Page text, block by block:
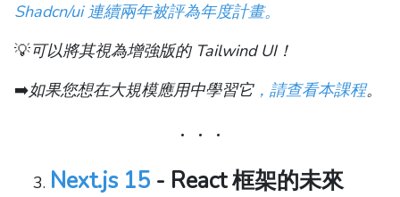
Shadcn/ui 連續兩年被評為年度計畫。
💡可以將其視為增強版的 Tailwind UI！
➡️如果您想在大規模應用中學習它，請查看本課程。
Next.js 15 - React 框架的未來